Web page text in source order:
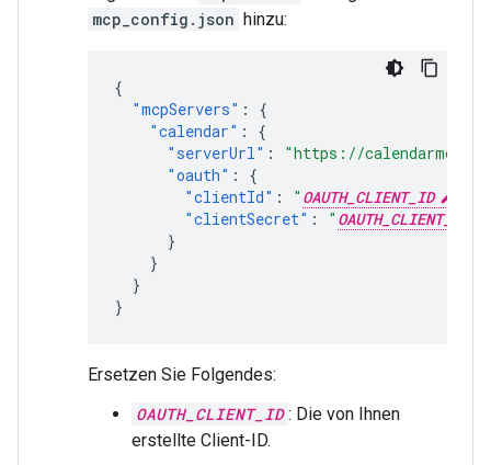
mcp_config.json hinzu:
{
"mcpServers" :
{
"calendar" :
{
"serverUrl" :
"https://
"oauth" :
{
"clientId" : " OAUTH_CLIENT_ID
"clientSecret" : "
}
}
}
}
Ersetzen Sie Folgendes:
OAUTH_CLIENT_ID : Die von Ihnen
erstellte Client-ID.